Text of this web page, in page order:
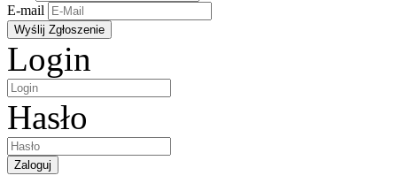
E-mail
Login
Hasło